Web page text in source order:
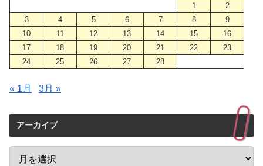
1
2
3
4 5 6 7 8
9
10
11 12 13 14 15
16
17
18 19 20 21 22
23
24
25 26 27 28
« 1月 3月 »
アーカイブ